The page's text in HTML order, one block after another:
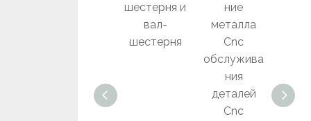
металла
шестерня и
вал-
шестерня
ние
металла
Cnc
обслужива
ния
деталей
Cnc
ния